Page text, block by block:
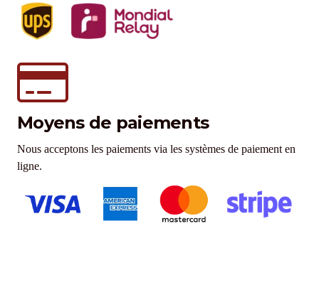
Moyens de paiements
Nous acceptons les paiements via les systèmes de paiement en
ligne.